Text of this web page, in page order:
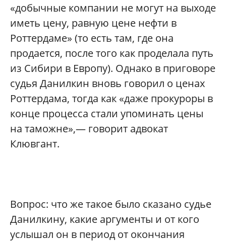
«добычные компании не могут на выходе
иметь цену, равную цене нефти в
Роттердаме» (то есть там, где она
продается, после того как проделала путь
из Сибири в Европу). Однако в приговоре
судья Данилкин вновь говорил о ценах
Роттердама, тогда как «даже прокуроры в
конце процесса стали упоминать цены
на таможне»,— говорит адвокат
Клювгант.
Вопрос: что же такое было сказано судье
Данилкину, какие аргументы и от кого
услышал он в период от окончания